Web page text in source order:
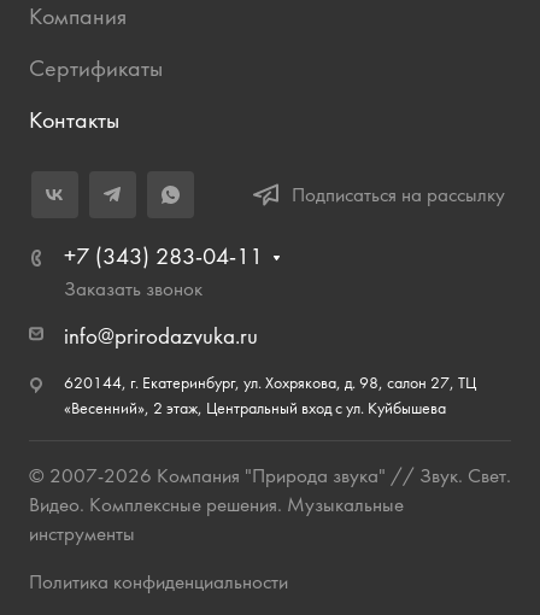
Компания
Сертификаты
Контакты
Подписаться на рассылку
+7 (343) 283-04-11
Заказать звонок
info@prirodazvuka.ru
620144, г. Екатеринбург, ул. Хохрякова, д. 98, салон 27, ТЦ
«Весенний», 2 этаж, Центральный вход с ул. Куйбышева
© 2007-2026 Компания "Природа звука" // Звук. Свет.
Видео. Комплексные решения. Музыкальные
инструменты
Политика конфиденциальности